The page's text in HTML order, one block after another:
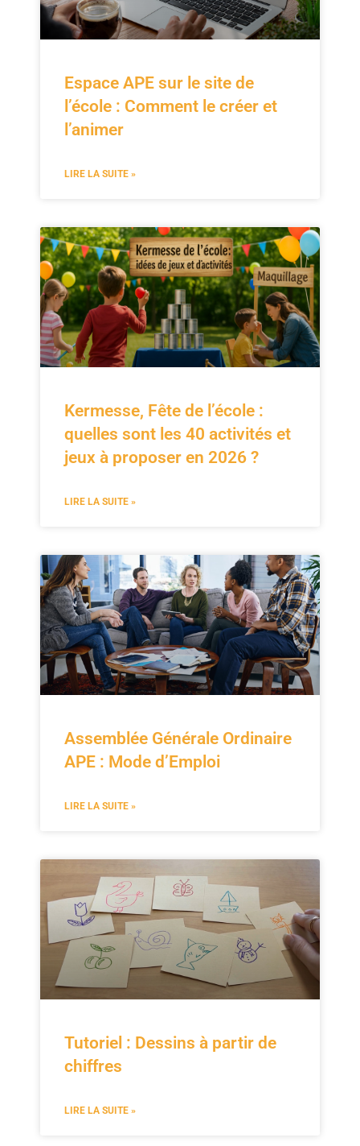
Espace APE sur le site de
l’école : Comment le créer et
l’animer
LIRE LA SUITE »
Kermesse, Fête de l’école :
quelles sont les 40 activités et
jeux à proposer en 2026 ?
LIRE LA SUITE »
Assemblée Générale Ordinaire
APE : Mode d’Emploi
LIRE LA SUITE »
Tutoriel : Dessins à partir de
chiffres
LIRE LA SUITE »